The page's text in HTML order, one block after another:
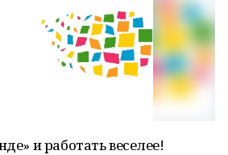
и работать веселее!